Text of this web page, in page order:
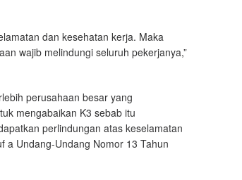
dan kesehatan kerja. Maka
wajib melindungi seluruh pekerjanya,”
perusahaan besar yang
mengabaikan K3 sebab itu
perlindungan atas keselamatan
a Undang-Undang Nomor 13 Tahun